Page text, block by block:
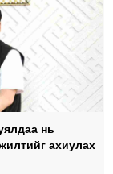
нь
ахиулах